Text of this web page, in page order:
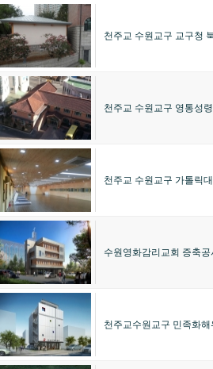
천주교 수원교구 교구청
천주교 수원교구 영통성
천주교 수원교구 가톨릭
수원영화감리교회 증축공
천주교수원교구 민족화